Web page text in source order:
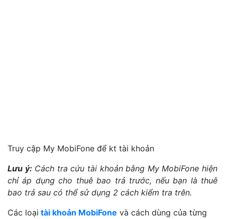
Truy cập My MobiFone để kt tài khoản
Lưu ý:Cách tra cứu tài khoản bằng My MobiFone hiện
chỉ áp dụng cho thuê bao trả trước, nếu bạn là thuê
bao trả sau có thể sử dụng 2 cách kiểm tra trên.
Các loại tài khoản MobiFone và cách dùng của từng